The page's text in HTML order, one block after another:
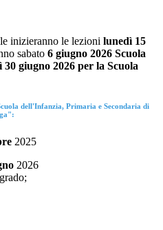
inizieranno le lezioni lunedì 15
sabato 6 giugno 2026 Scuola
30 giugno 2026 per la Scuola
dell'Infanzia, Primaria e Secondaria di
2025
2026
grado;